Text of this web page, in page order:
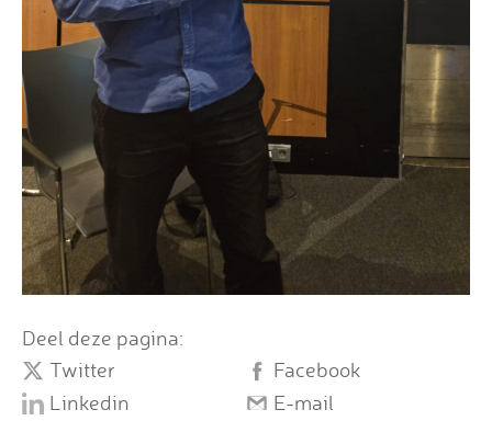
Deel deze pagina:
Twitter
Facebook
Linkedin
E-mail